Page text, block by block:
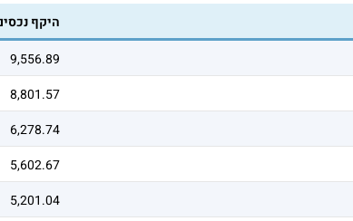
היקף
9,556.89
8,801.57
6,278.74
5,602.67
5,201.04